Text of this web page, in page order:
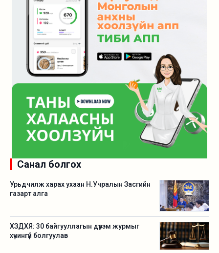
Санал болгох
Урьдчилж харах ухаан Н.Учралын Засгийн
газарт алга
ХЗДХЯ: 30 байгууллагын дүрэм журмыг
хүчингүй болгуулав